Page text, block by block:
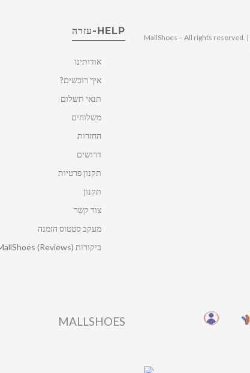
HELP-עזרה
אודותינו
איך רוכשים?
תנאי תשלום
משלוחים
החזרות
דרושים
תקנון פרטיות
תקנון
צור קשר
מעקב סטטוס הזמנה
ביקורות MallShoes (Reviews)
© 2025 MallShoes – All rights
MALLSHOES